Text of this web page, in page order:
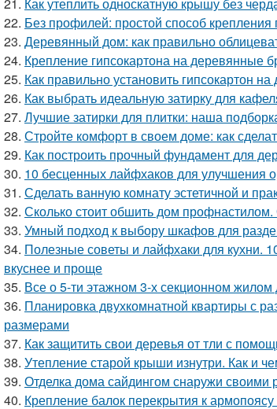
22. Без профилей: простой способ крепления
23. Деревянный дом: как правильно
24. Крепление гипсокартона на деревянные
25. Как правильно установить гипсокартон
26. Как выбрать идеальную затирку для
27. Лучшие затирки для плитки: наша
28. Стройте комфорт в своем доме: как
29. Как построить прочный фундамент для
30. 10 бесценных лайфхаков для улучшения
31. Сделать ванную комнату эстетичной и
32. Сколько стоит обшить дом
33. Умный подход к выбору шкафов для
34. Полезные советы и лайфхаки для кухни.
вкуснее и проще
35. Все о 5-ти этажном 3-х секционном жилом
36. Планировка двухкомнатной квартиры с
размерами
37. Как защитить свои деревья от тли с
38. Утепление старой крыши изнутри. Как и
39. Отделка дома сайдингом снаружи
40. Крепление балок перекрытия к